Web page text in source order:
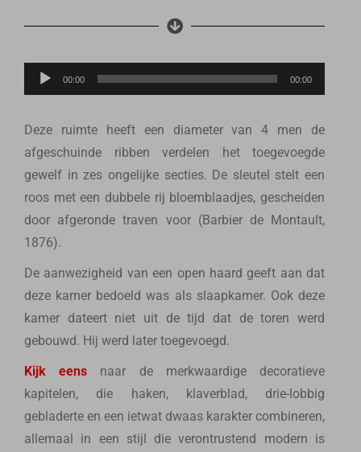
Lecteur
audio
00:00 00:00
Deze ruimte heeft een diameter van 4 men de
afgeschuinde ribben verdelen het toegevoegde
gewelf in zes ongelijke secties. De sleutel stelt een
roos met een dubbele rij bloemblaadjes, gescheiden
door afgeronde traven voor (Barbier de Montault,
1876).
De aanwezigheid van een open haard geeft aan dat
deze kamer bedoeld was als slaapkamer. Ook deze
kamer dateert niet uit de tijd dat de toren werd
gebouwd. Hij werd later toegevoegd.
Kijk eens naar de merkwaardige decoratieve
kapitelen, die haken, klaverblad, drie-lobbig
gebladerte en een ietwat dwaas karakter combineren,
allemaal in een stijl die verontrustend modern is